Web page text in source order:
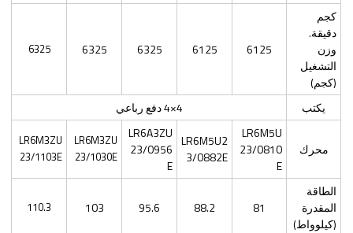
كجم
دقيقة.
وزن
التشغيل
(كجم)
6125
6125
6325
6325
6325
يكتب 4×4 دفع رباعي
محرك
LR6M5U
23/0810
E
LR6M5U2
3/0882E
LR6A3ZU
23/0956
E
LR6M3ZU
23/1030E
LR6M3ZU
23/1103E
الطاقة
المقدرة
(كيلوواط)
81
88.2
95.6
103
110.3